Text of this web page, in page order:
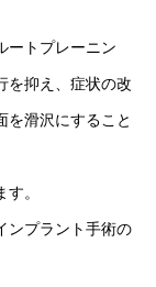
ートプレーニン
を抑え、症状の改
を滑沢にすること
。
ンプラント手術の